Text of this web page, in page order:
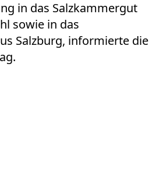
in das Salzkammergut
sowie in das
Salzburg, informierte die